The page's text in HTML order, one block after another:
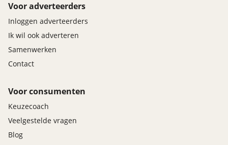
Voor adverteerders
Inloggen adverteerders
Ik wil ook adverteren
Samenwerken
Contact
Voor consumenten
Keuzecoach
Veelgestelde vragen
Blog